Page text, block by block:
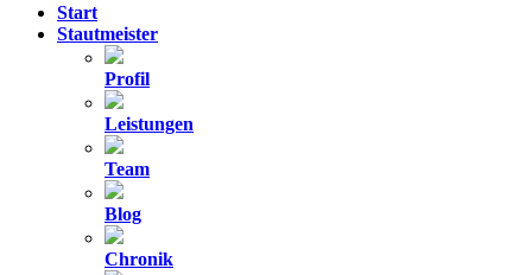
Start
Stautmeister
Profil
Leistungen
Team
Blog
Chronik